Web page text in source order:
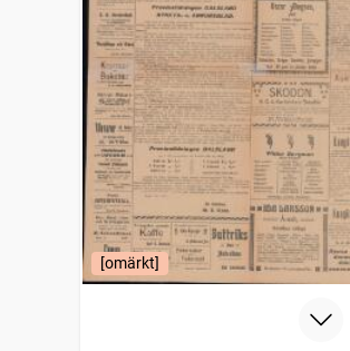
[omärkt]